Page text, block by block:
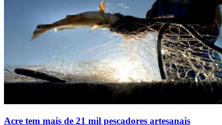
Acre tem mais de 21 mil pescadores artesanais